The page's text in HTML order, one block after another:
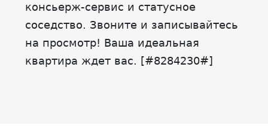
консьерж-сервис и статусное
соседство. Звоните и записывайтесь
на просмотр! Ваша идеальная
квартира ждет вас. [#8284230#]